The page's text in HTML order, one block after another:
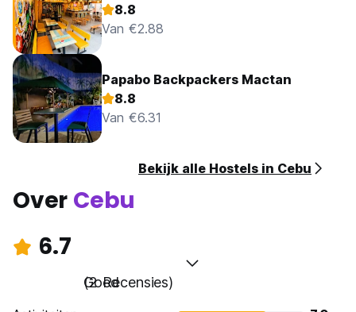
8.8
Van €2.88
Papabo Backpackers Mactan
8.8
Van €6.31
Bekijk alle Hostels in Cebu
Over Cebu
6.7
Goed
(2 Recensies)